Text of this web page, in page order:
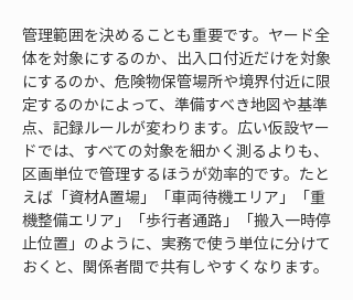
管理範囲を決めることも重要です。ヤード全
体を対象にするのか、出入口付近だけを対象
にするのか、危険物保管場所や境界付近に限
定するのかによって、準備すべき地図や基準
点、記録ルールが変わります。広い仮設ヤー
ドでは、すべての対象を細かく測るよりも、
区画単位で管理するほうが効率的です。たと
えば「資材A置場」「車両待機エリア」「重
機整備エリア」「歩行者通路」「搬入一時停
止位置」のように、実務で使う単位に分けて
おくと、関係者間で共有しやすくなります。